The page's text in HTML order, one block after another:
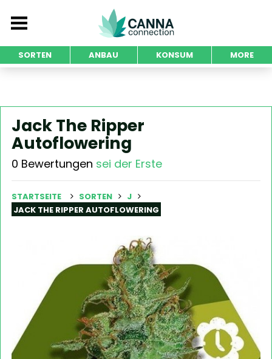
SORTEN ANBAU KONSUM MORE
Jack The Ripper
Autoflowering
0 Bewertungen sei der Erste
STARTSEITE SORTEN
J
JACK THE RIPPER AUTOFLOWERING